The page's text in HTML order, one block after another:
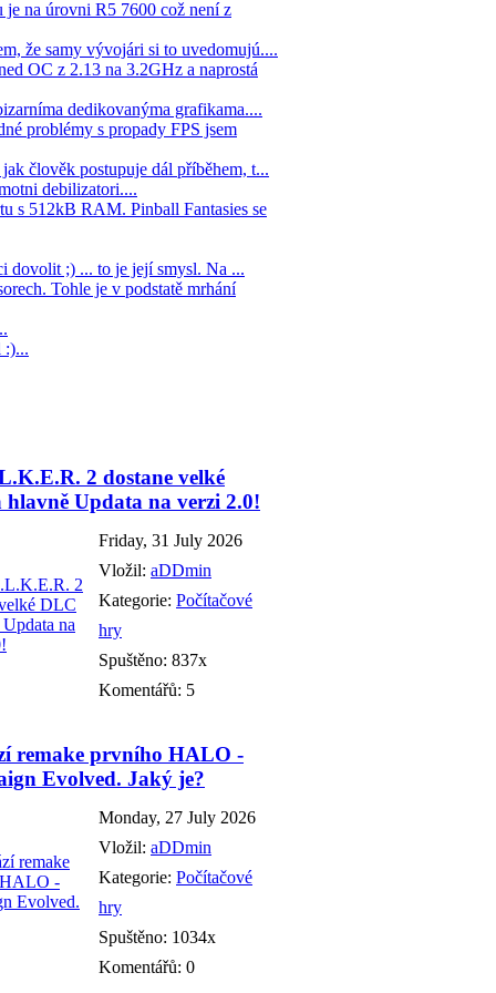
na úrovni R5 7600 což není z
že samy vývojári si to uvedomujú....
OC z 2.13 na 3.2GHz a naprostá
dedikovanýma grafikama....
problémy s propady FPS jsem
člověk postupuje dál příběhem, t...
debilizatori....
s 512kB RAM. Pinball Fantasies se
dovolit ;) ... to je její smysl. Na ...
Tohle je v podstatě mrhání
:)...
2 dostane velké
Updata na verzi 2.0!
Friday, 31 July 2026
Vložil: aDDmin
Kategorie: Počítačové
hry
Spuštěno: 837x
Komentářů: 5
remake prvního HALO -
Evolved. Jaký je?
Monday, 27 July 2026
Vložil: aDDmin
Kategorie: Počítačové
hry
Spuštěno: 1034x
Komentářů: 0